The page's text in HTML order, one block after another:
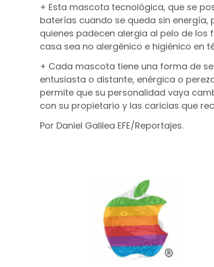
+ Esta mascota tecnológica, que se
baterías cuando se queda sin
quienes padecen alergia al pelo de
casa sea no alergénico e higiénico en
+ Cada mascota tiene una forma de
entusiasta o distante, enérgica o
permite que su personalidad vaya
con su propietario y las caricias que
Por Daniel Galilea EFE/Reportajes.